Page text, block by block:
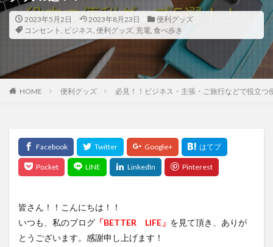
2023年5月2日 2023年8月23日
便利グッズ
コンセント , ビジネス, 便利グッズ, 充電, 食べ歩き
HOME 便利グッズ 必見！！ビジネス・主張・ご旅行などで役立つ
皆さん！！こんにちは！！
いつも、私のブログ 「BETTER LIFE」 を見て頂き、ありが
とうございます。感謝申し上げます！